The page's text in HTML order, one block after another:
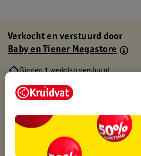
Verkocht en verstuurd door
Baby en Tiener Megastore
Binnen 1 werkdag verstuurd
Gratis thuisbezorgd
Gratis retourneren via verkooppartner.